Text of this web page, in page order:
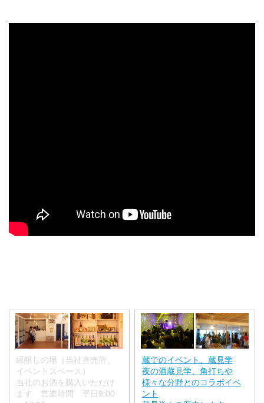
縁醸しの場（当社直売所、
イベントスペース）
当社のお酒を購入いただけ
ます 営業時間 平日9:00
蔵でのイベント、蔵見学
夜の酒蔵見学、角打ちや
様々な分野とのコラボイベ
ント